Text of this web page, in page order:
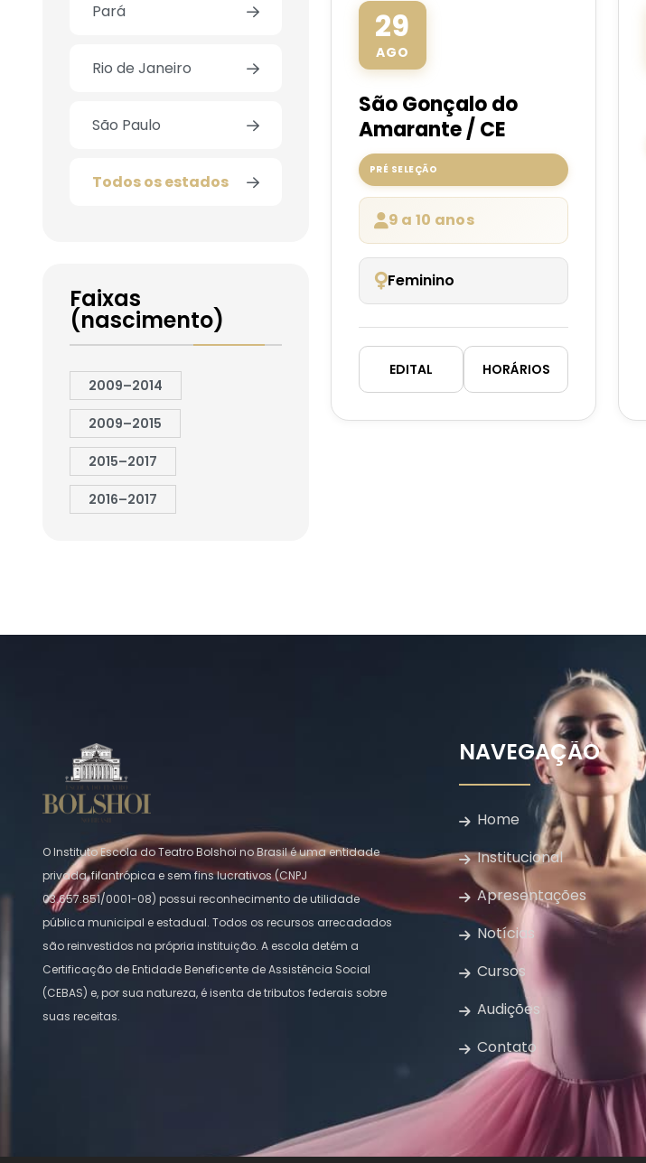
29
AGO
São Gonçalo do
Amarante / CE
PRÉ SELEÇÃO
9 a 10 anos
Feminino
EDITAL HORÁRIOS
Pará
Rio de Janeiro
São Paulo
Todos os estados
Faixas
(nascimento)
2009–2014
2009–2015
2015–2017
2016–2017
O Instituto Escola do Teatro Bolshoi no Brasil é uma entidade
privada, filantrópica e sem fins lucrativos (CNPJ
03.657.851/0001-08) possui reconhecimento de utilidade
pública municipal e estadual. Todos os recursos arrecadados
são reinvestidos na própria instituição. A escola detém a
Certificação de Entidade Beneficente de Assistência Social
(CEBAS) e, por sua natureza, é isenta de tributos federais sobre
suas receitas.
NAVEGAÇÃO
Home
Institucional
Apresentações
Notícias
Cursos
Audições
Contato